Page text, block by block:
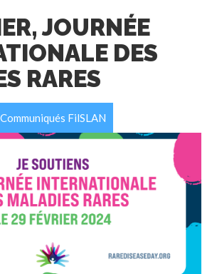
JOURNÉE
DES
RARES
Communiqués FilSLAN